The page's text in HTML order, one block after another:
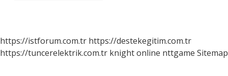
https://istforum.com.tr https://destekegitim.com.tr
https://tuncerelektrik.com.tr knight online nttgame Sitemap